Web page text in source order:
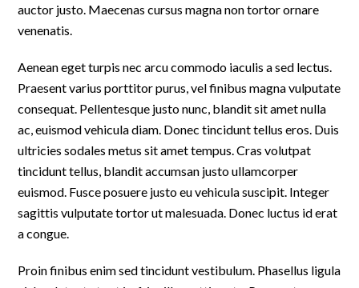
auctor justo. Maecenas cursus magna non tortor ornare
venenatis.
Aenean eget turpis nec arcu commodo iaculis a sed lectus.
Praesent varius porttitor purus, vel finibus magna vulputate
consequat. Pellentesque justo nunc, blandit sit amet nulla
ac, euismod vehicula diam. Donec tincidunt tellus eros. Duis
ultricies sodales metus sit amet tempus. Cras volutpat
tincidunt tellus, blandit accumsan justo ullamcorper
euismod. Fusce posuere justo eu vehicula suscipit. Integer
sagittis vulputate tortor ut malesuada. Donec luctus id erat
a congue.
Proin finibus enim sed tincidunt vestibulum. Phasellus ligula